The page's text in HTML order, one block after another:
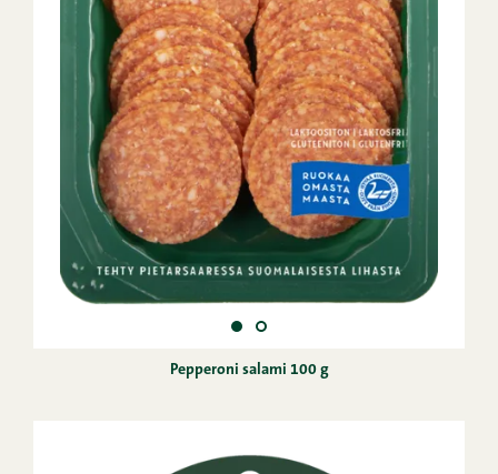
Pepperoni salami 100 g